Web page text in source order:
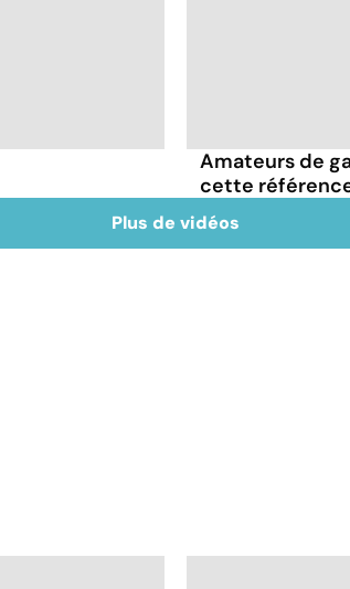
Amateurs de
cette
Plus de vidéos